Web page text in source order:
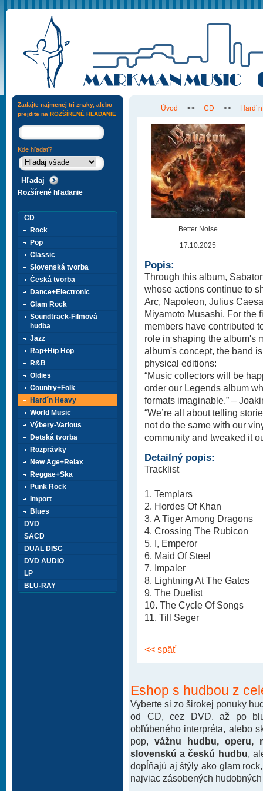
Úvod >> CD >>
Better Noise
17.10.2025
Popis:
Through this album,
whose actions continue to
Arc, Napoleon, Julius
Miyamoto Musashi. For the
members have contributed
role in shaping the album's
album's concept, the band
physical editions:
“Music collectors will be
order our Legends album
formats imaginable.” –
“We’re all about telling
not do the same with our
community and tweaked it
Detailný popis:
Tracklist
1. Templars
2. Hordes Of Khan
3. A Tiger Among Dragons
4. Crossing The Rubicon
5. I, Emperor
6. Maid Of Steel
7. Impaler
8. Lightning At The Gates
9. The Duelist
10. The Cycle Of Songs
11. Till Seger
<< späť
Eshop s hudbou z
Vyberte si zo širokej ponuky
od CD, cez DVD. až po
obľúbeného interpréta, alebo
pop, vážnu hudbu, operu,
slovenskú a českú hudbu ,
dopĺňajú aj štýly ako glam
najviac zásobených
Zadajte najmenej tri znaky, alebo
prejdite na ROZŠÍRENÉ HĽADANIE
Kde hľadať?
Rozšírené hľadanie
CD
Rock
Pop
Classic
Slovenská tvorba
Česká tvorba
Dance+Electronic
Glam Rock
Soundtrack-Filmová
hudba
Jazz
Rap+Hip Hop
R&B
Oldies
Country+Folk
Hard´n Heavy
World Music
Výbery-Various
Detská tvorba
Rozprávky
New Age+Relax
Reggae+Ska
Punk Rock
Import
Blues
DVD
SACD
DUAL DISC
DVD AUDIO
LP
BLU-RAY